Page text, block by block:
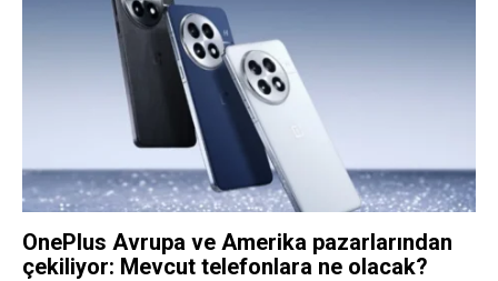
OnePlus Avrupa ve Amerika pazarlarından
çekiliyor: Mevcut telefonlara ne olacak?